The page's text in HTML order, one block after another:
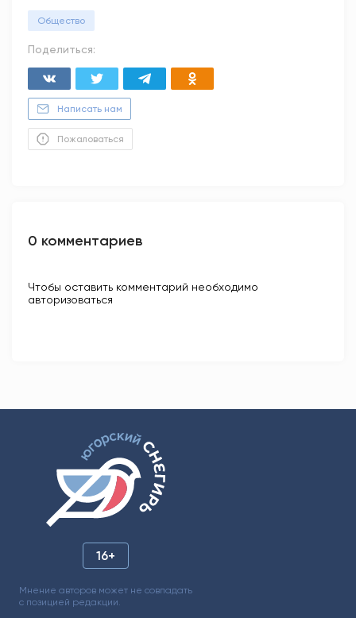
Общество
Поделиться:
Написать нам
Пожаловаться
0 комментариев
Чтобы оставить комментарий необходимо
авторизоваться
16+
Мнение авторов может не совпадать
с позицией редакции.